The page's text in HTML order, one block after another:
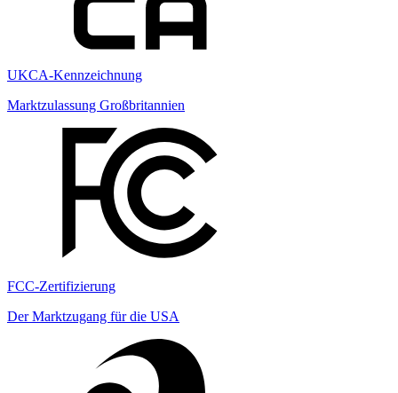
UKCA-Kennzeichnung
Marktzulassung Großbritannien
FCC-Zertifizierung
Der Marktzugang für die USA